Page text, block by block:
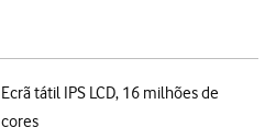
Ecrã tátil IPS LCD, 16 milhões de
cores